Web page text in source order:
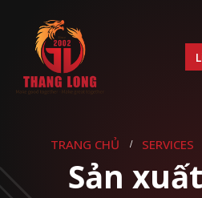
TRANG CHỦ SERVICES
Sản